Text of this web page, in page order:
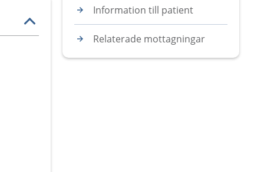
Information till patient
Relaterade mottagningar